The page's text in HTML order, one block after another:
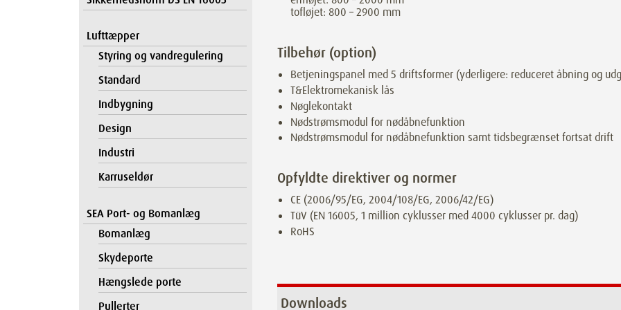
Lufttæpper
Styring og vandregulering
Standard
Indbygning
Design
Industri
Karruseldør
SEA Port- og Bomanlæg
Bomanlæg
Skydeporte
Hængslede porte
Pullerter
tofløjet: 800 – 2900 mm
Tilbehør (option)
Betjeningspanel med 5 driftsformer (yderligere: reduceret åbning og
T&Elektromekanisk lås
Nøglekontakt
Nødstrømsmodul for nødåbnefunktion
Nødstrømsmodul for nødåbnefunktion samt tidsbegrænset fortsat drift
Opfyldte direktiver og normer
CE (2006/95/EG, 2004/108/EG, 2006/42/EG)
TüV (EN 16005, 1 million cyklusser med 4000 cyklusser pr. dag)
RoHS
Downloads